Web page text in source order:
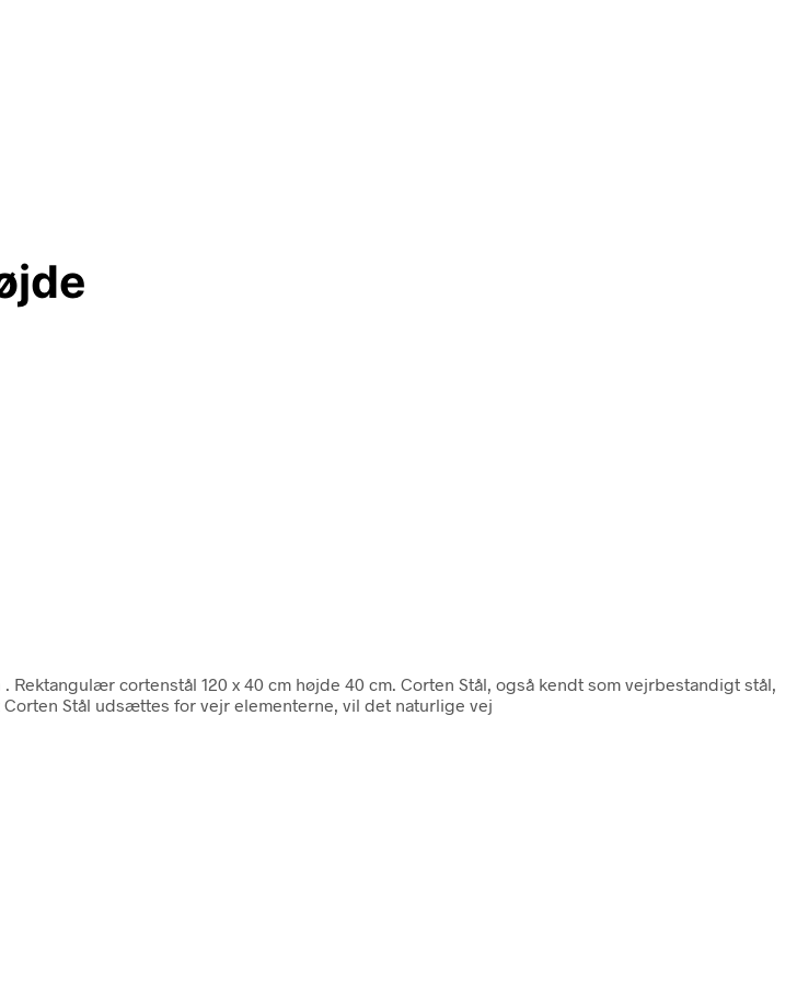
. Rektangulær cortenstål 120 x 40 cm højde 40 cm. Corten Stål, også kendt som vejrbestandigt stål,
Stål udsættes for vejr elementerne, vil det naturlige vej